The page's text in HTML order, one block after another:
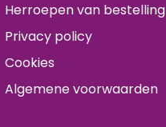
Herroepen van bestelling
Privacy policy
Cookies
Algemene voorwaarden